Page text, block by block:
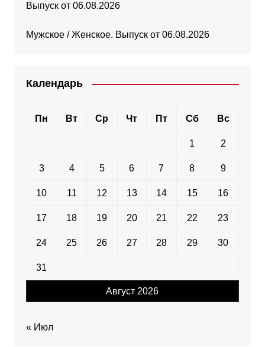
Выпуск от 06.08.2026
Мужское / Женское. Выпуск от 06.08.2026
Календарь
Август 2026
Пн Вт Ср Чт Пт Сб Вс
1 2
3 4 5 6 7 8 9
10 11 12 13 14 15 16
17 18 19 20 21 22 23
24 25 26 27 28 29 30
31
« Июл